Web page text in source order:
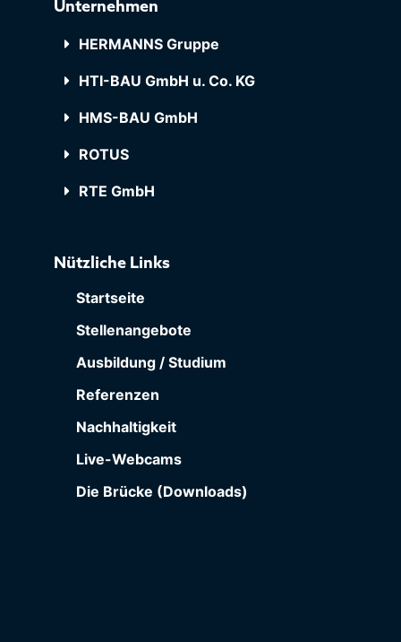
Unternehmen
HERMANNS Gruppe
HTI-BAU GmbH u. Co. KG
HMS-BAU GmbH
ROTUS
RTE GmbH
Nützliche Links
Startseite
Stellenangebote
Ausbildung / Studium
Referenzen
Nachhaltigkeit
Live-Webcams
Die Brücke (Downloads)